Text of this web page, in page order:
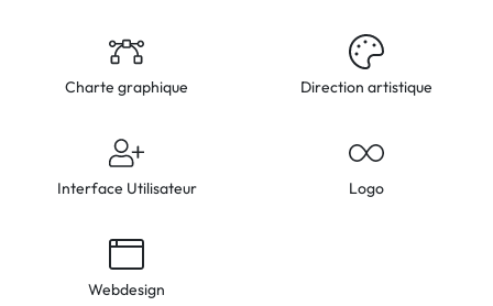
Charte graphique Direction artistique
Interface Utilisateur Logo
Webdesign